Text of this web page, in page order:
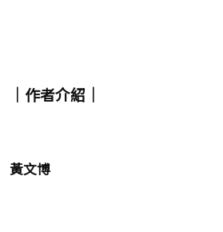
｜作者介紹｜
黃文博